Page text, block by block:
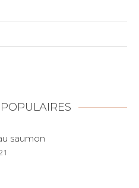
saumon